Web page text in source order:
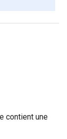
contient une